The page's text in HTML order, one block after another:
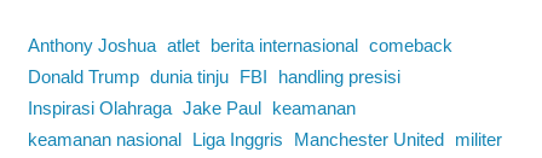
Anthony Joshua atlet berita internasional comeback
Donald Trump dunia tinju FBI
handling presisi
Inspirasi Olahraga Jake Paul
keamanan
keamanan nasional
Liga Inggris Manchester United
militer